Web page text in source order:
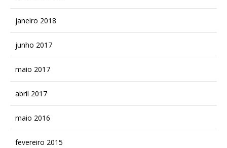
janeiro 2018
junho 2017
maio 2017
abril 2017
maio 2016
fevereiro 2015